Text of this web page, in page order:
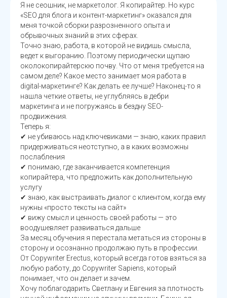
Я не сеошник, не маркетолог. Я копирайтер. Но курс
«SEO для блога и контент-маркетинг» оказался для
меня точкой сборки разрозненного опыта и
обрывочных знаний в этих сферах.
Точно знаю, работа, в которой не видишь смысла,
ведет к выгоранию. Поэтому периодически щупаю
околокопирайтерскю почву. Что от меня требуется на
самом деле? Какое место занимает моя работа в
digital-маркетинге? Как делать ее лучше? Наконец-то я
нашла четкие ответы, не углубляясь в дебри
маркетинга и не погружаясь в бездну SEO-
продвижения.
Теперь я:
✔ не убиваюсь над ключевиками — знаю, каких правил
придерживаться неотступно, а в каких возможны
послабления
✔ понимаю, где заканчивается компетенция
копирайтера, что предложить как дополнительную
услугу
✔ знаю, как выстраивать диалог с клиентом, когда ему
нужны «просто тексты на сайт»
✔ вижу смысл и ценность своей работы — это
воодушевляет развиваться дальше
За месяц обучения я перестала метаться из стороны в
сторону и осознанно продолжаю путь в профессии.
От Copywriter Erectus, который всегда готов взяться за
любую работу, до Copywriter Sapiens, который
понимает, что он делает и зачем.
Хочу поблагодарить Светлану и Евгения за плотность